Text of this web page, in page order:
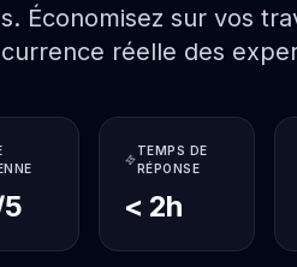
Économisez sur vos
réelle des
TEMPS DE
RÉPONSE
< 2h